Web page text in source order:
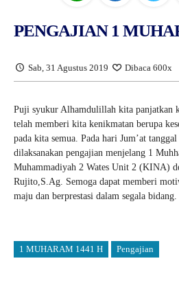
PENGAJIAN 1
Sab, 31 Agustus 2019 Dibaca 600x
Puji syukur Alhamdulillah kita panjatkan
telah memberi kita kenikmatan berupa
pada kita semua. Pada hari Jum’at
dilaksanakan pengajian menjelang 1
Muhammadiyah 2 Wates Unit 2 (KINA)
Rujito,S.Ag. Semoga dapat memberi
maju dan berprestasi dalam segala
1 MUHARAM 1441 H Pengajian